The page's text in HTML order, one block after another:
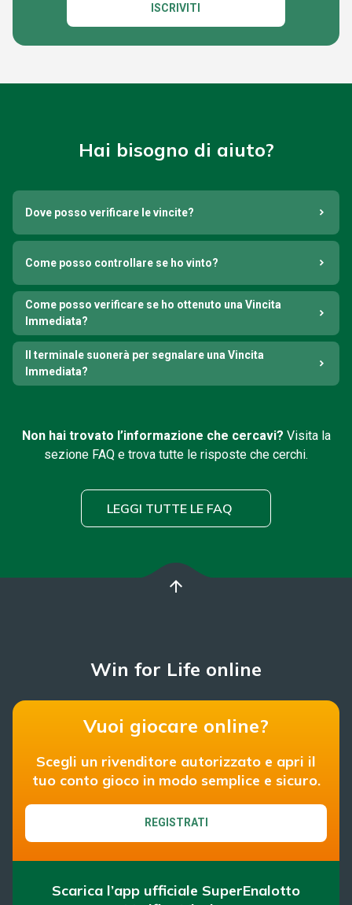
ISCRIVITI
Hai bisogno di aiuto?
Dove posso verificare le vincite?
Come posso controllare se ho vinto?
Come posso verificare se ho ottenuto una Vincita
Immediata?
Il terminale suonerà per segnalare una Vincita
Immediata?
Non hai trovato l’informazione che cercavi? Visita la
sezione FAQ e trova tutte le risposte che cerchi.
LEGGI TUTTE LE FAQ
arrow_upward
Win for Life online
Vuoi giocare online?
Scegli un rivenditore autorizzato e apri il
tuo conto gioco in modo semplice e sicuro.
REGISTRATI
Scarica l’app ufficiale SuperEnalotto